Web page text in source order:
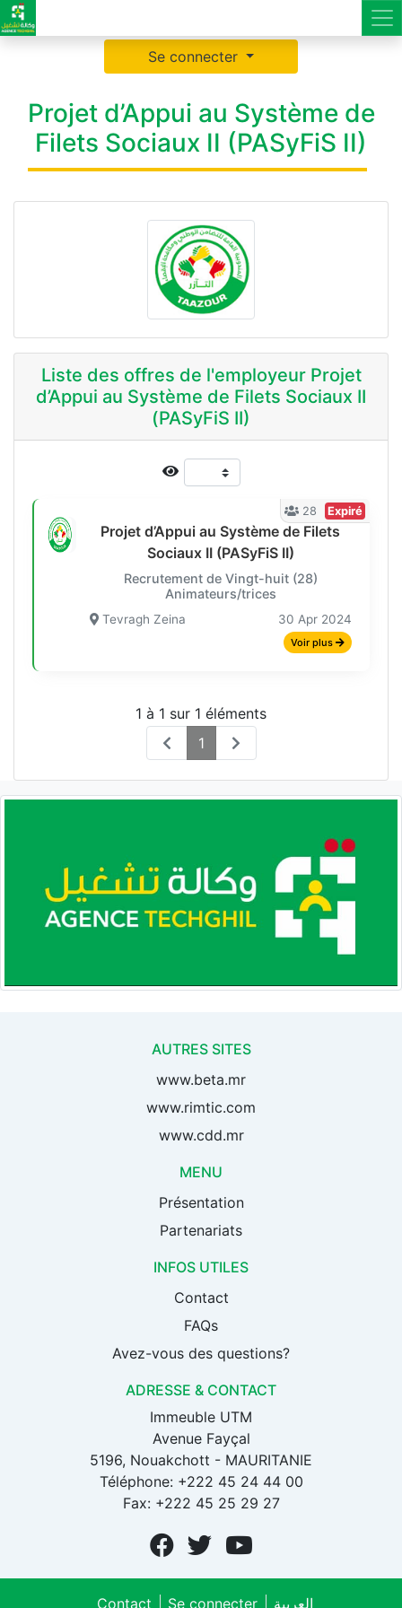
Se connecter
Projet d’Appui au Système de
Filets Sociaux II (PASyFiS II)
Liste des offres de l'employeur Projet
d’Appui au Système de Filets Sociaux II
(PASyFiS II)
Projet d’Appui au Système de Filets
Sociaux II (PASyFiS II)
Recrutement de Vingt-huit (28)
Animateurs/trices
Tevragh Zeina 30 Apr 2024
28 Expiré
Voir plus
1 à 1 sur 1 éléments
1
AUTRES SITES
www.beta.mr
www.rimtic.com
www.cdd.mr
MENU
Présentation
Partenariats
INFOS UTILES
Contact
FAQs
Avez-vous des questions?
ADRESSE & CONTACT
Immeuble UTM
Avenue Fayçal
5196, Nouakchott - MAURITANIE
Téléphone: +222 45 24 44 00
Fax: +222 45 25 29 27
Contact Se connecter العربية